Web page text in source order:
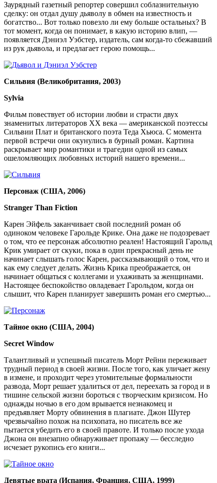
Заурядный газетный репортер совершил соблазнительную
сделку: он отдал душу дьяволу в обмен на известность и
богатство... Вот только повезло ли ему больше остальных? В
тот момент, когда он понимает, в какую историю влип, —
появляется Дэниэл Уэбстер, издатель, сам когда-то сбежавший
из рук дьявола, и предлагает герою помощь...
Сильвия (Великобритания, 2003)
Sylvia
Фильм повествует об истории любви и страсти двух
знаменитых литераторов ХХ века — американской поэтессы
Сильвии Плат и британского поэта Теда Хьюса. С момента
первой встречи они окунулись в бурный роман. Картина
раскрывает мир романтики и трагедии одной из самых
ошеломляющих любовных историй нашего времени...
Персонаж (США, 2006)
Stranger Than Fiction
Карен Эйфель заканчивает свой последний роман об
одиноком человеке Гарольде Крике. Она даже не подозревает
о том, что ее персонаж абсолютно реален! Настоящий Гарольд
Крик умирает от скуки, пока в один прекрасный день не
начинает слышать голос Карен, рассказывающий о том, что и
как ему следует делать. Жизнь Крика преображается, он
начинает общаться с коллегами и ухаживать за женщинами.
Настоящее беспокойство овладевает Гарольдом, когда он
слышит, что Карен планирует завершить роман его смертью...
Тайное окно (США, 2004)
Secret Window
Талантливый и успешный писатель Морт Рейни переживает
трудный период в своей жизни. После того, как уличает жену
в измене, и проходит через утомительные формальности
развода, Морт решает удалиться от дел, переехать за город и в
тишине сельской жизни бороться с творческим кризисом. Но
однажды ночью в его дом врывается незнакомец и
предъявляет Морту обвинения в плагиате. Джон Шутер
чрезвычайно похож на психопата, но писатель все же
пытается убедить его в своей правоте. И только после ухода
Джона он внезапно обнаруживает пропажу — бесследно
исчезает рукопись его книги...
Девятые врата (Испания, Франция, США, 1999)